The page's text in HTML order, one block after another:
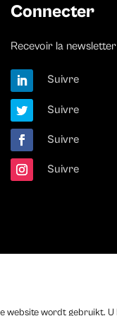
Connecter
Recevoir la newsletter
Suivre
Suivre
Suivre
Suivre